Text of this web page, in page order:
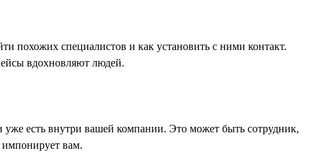
похожих специалистов и как установить с ними контакт.
вдохновляют людей.
есть внутри вашей компании. Это может быть сотрудник,
импонирует вам.